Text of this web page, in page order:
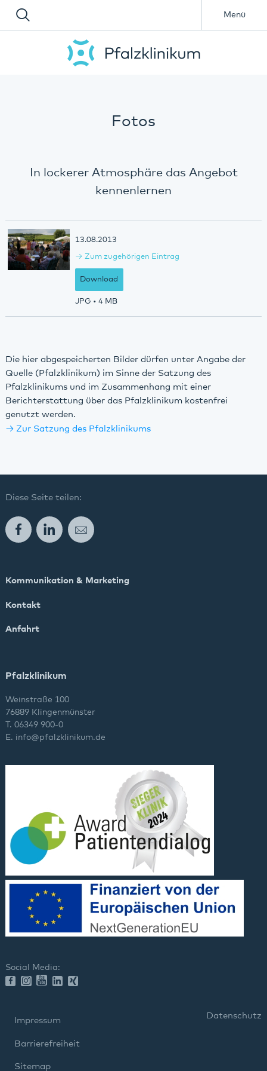
Menü
Fotos
In lockerer Atmosphäre das Angebot
kennenlernen
13.08.2013
Zum zugehörigen Eintrag
Download
JPG • 4 MB
Die hier abgespeicherten Bilder dürfen unter Angabe der
Quelle (Pfalzklinikum) im Sinne der Satzung des
Pfalzklinikums und im Zusammenhang mit einer
Berichterstattung über das Pfalzklinikum kostenfrei
genutzt werden.
Zur Satzung des Pfalzklinikums
Diese Seite teilen:
FacebookLinkedInE-Mail
Kommunikation & Marketing
Kontakt
Anfahrt
Pfalzklinikum
Weinstraße 100
76889 Klingenmünster
T. 06349 900-0
E. info@pfalzklinikum.de
Social Media:
Impressum
Datenschutz
Barrierefreiheit
Sitemap